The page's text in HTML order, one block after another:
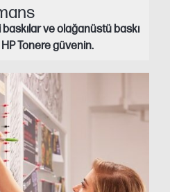
ve olağanüstü baskı
Tonere güvenin.